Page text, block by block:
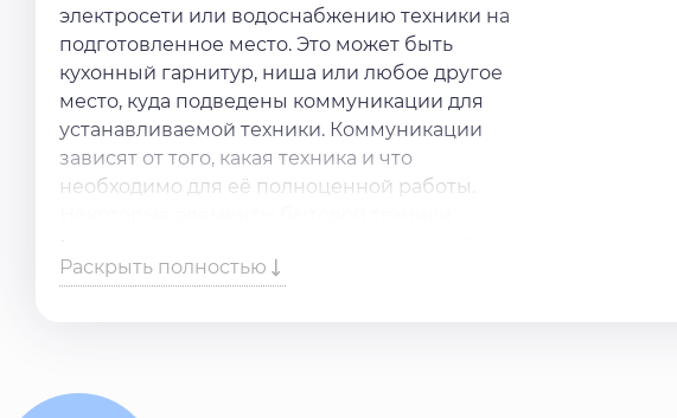
электросети или водоснабжению техники на
подготовленное место. Это может быть
кухонный гарнитур, ниша или любое другое
место, куда подведены коммуникации для
устанавливаемой техники. Коммуникации
зависят от того, какая техника и что
необходимо для её полноценной работы.
нужно ещё подвести воду и канализацию. Если
Раскрыть полностью